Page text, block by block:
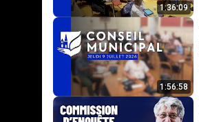
1:36:09
1:56:58